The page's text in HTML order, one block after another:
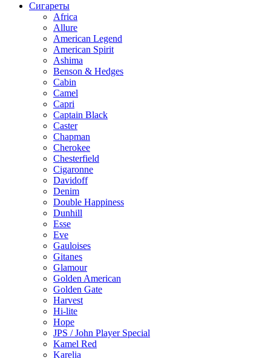
Сигареты
Africa
Allure
American Legend
American Spirit
Ashima
Benson & Hedges
Cabin
Camel
Capri
Captain Black
Caster
Chapman
Cherokee
Chesterfield
Cigaronne
Davidoff
Denim
Double Happiness
Dunhill
Esse
Eve
Gauloises
Gitanes
Glamour
Golden American
Golden Gate
Harvest
Hi-lite
Hope
JPS / John Player Special
Kamel Red
Karelia